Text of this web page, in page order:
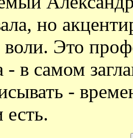
но
Это
- в самом
-
есть.